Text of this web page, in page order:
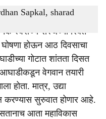
pawar -Sarkarnama
स्वराज्य संस्थेच्या रिक्त
होऊन आठ दिवसाचा
गोटात शांतता दिसत
वेगवान तयारी
होता. मात्र, उद्या
करण्यास सुरुवात होणार आहे.
आता महाविकास